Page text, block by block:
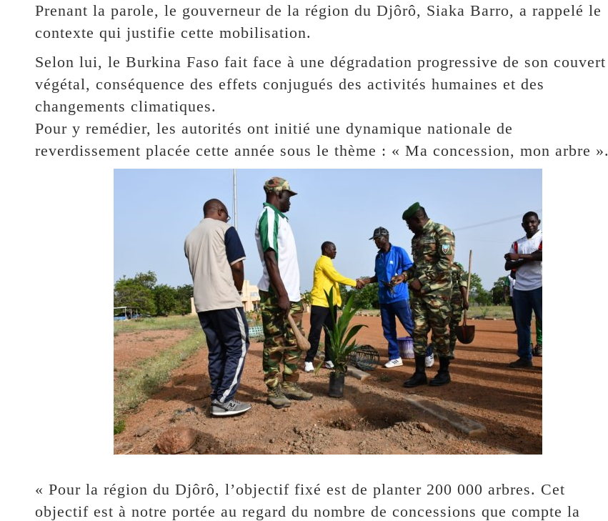
Prenant la parole, le gouverneur de la région du Djôrô, Siaka Barro, a rappelé le
contexte qui justifie cette mobilisation.
Selon lui, le Burkina Faso fait face à une dégradation progressive de son couvert
végétal, conséquence des effets conjugués des activités humaines et des
changements climatiques.
Pour y remédier, les autorités ont initié une dynamique nationale de
reverdissement placée cette année sous le thème : « Ma concession, mon arbre ».
« Pour la région du Djôrô, l’objectif fixé est de planter 200 000 arbres. Cet
objectif est à notre portée au regard du nombre de concessions que compte la